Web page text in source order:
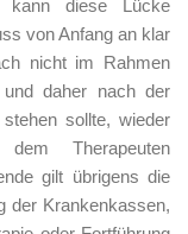
kann diese Lücke
von Anfang an klar
nicht im Rahmen
daher nach der
sollte, wieder
Therapeuten
gilt übrigens die
der Krankenkassen,